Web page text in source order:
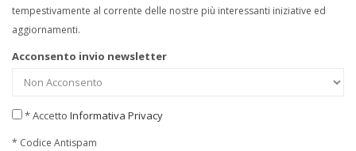
tempestivamente al corrente delle nostre più interessanti iniziative ed
aggiornamenti.
Acconsento invio newsletter
* Accetto Informativa Privacy
* Codice Antispam